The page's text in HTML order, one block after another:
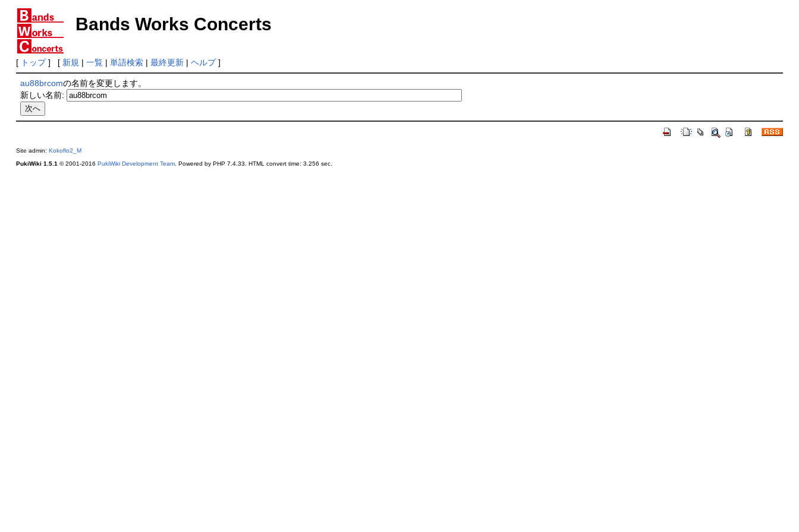
Bands Works Concerts
[ トップ] [ 新規 | 一覧| 単語検索| 最終更新| ヘルプ]
au88brcomの名前を変更します。
新しい名前:
Site admin: Kokoflo2_M
PukiWiki 1.5.1 © 2001-2016 PukiWiki Development Team. Powered by PHP 7.4.33. HTML convert time: 3.256 sec.